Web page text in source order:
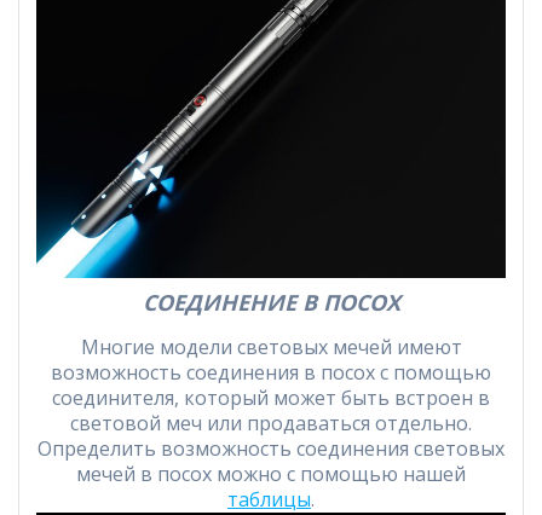
СОЕДИНЕНИЕ В ПОСОХ
Многие модели световых мечей имеют
возможность соединения в посох с помощью
соединителя, который может быть встроен в
световой меч или продаваться отдельно.
Определить возможность соединения световых
мечей в посох можно с помощью нашей
таблицы.